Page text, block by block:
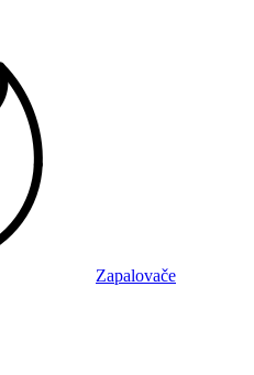
Zapalovače